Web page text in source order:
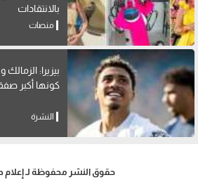
بالانتقادات
منصات
بيزيرا:
كونها أكبر
النشرة
حقوق النشر محفوظة لـ